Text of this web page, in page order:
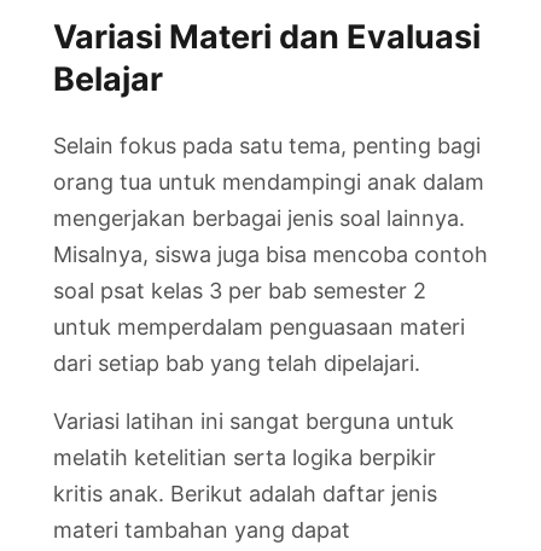
Variasi Materi dan Evaluasi
Belajar
Selain fokus pada satu tema, penting bagi
orang tua untuk mendampingi anak dalam
mengerjakan berbagai jenis soal lainnya.
Misalnya, siswa juga bisa mencoba contoh
soal psat kelas 3 per bab semester 2
untuk memperdalam penguasaan materi
dari setiap bab yang telah dipelajari.
Variasi latihan ini sangat berguna untuk
melatih ketelitian serta logika berpikir
kritis anak. Berikut adalah daftar jenis
materi tambahan yang dapat